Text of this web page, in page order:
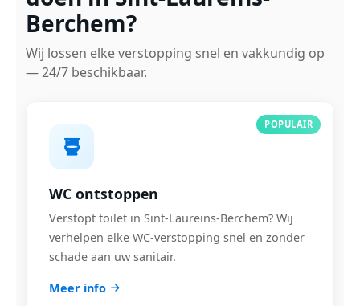
Berchem?
Wij lossen elke verstopping snel en vakkundig op
— 24/7 beschikbaar.
POPULAIR
WC ontstoppen
Verstopt toilet in Sint-Laureins-Berchem? Wij
verhelpen elke WC-verstopping snel en zonder
schade aan uw sanitair.
Meer info